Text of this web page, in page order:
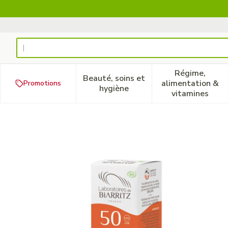
Rechercher
Promotions
Beauté, soins et
hygièneAfficher le sous-menu pour
Régime,
alimentation &
vitamines
Afficher
Alga Maris Creme Solaire